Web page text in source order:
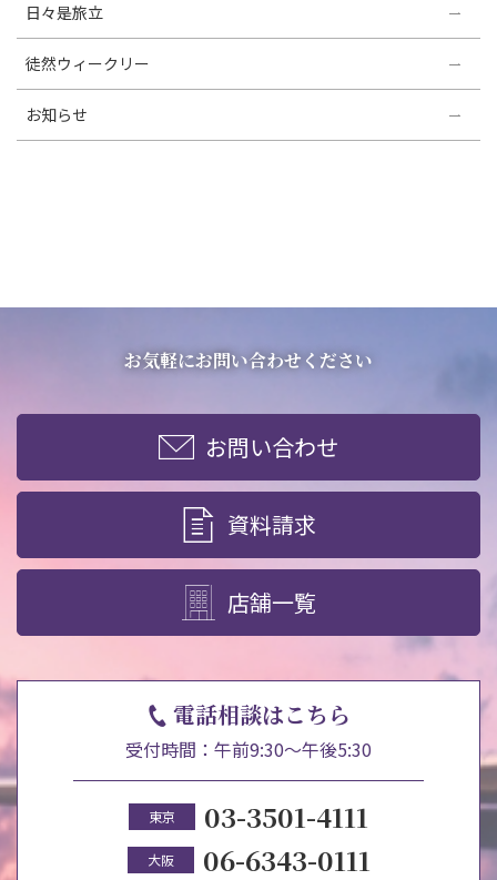
日々是旅立
徒然ウィークリー
お知らせ
お気軽にお問い合わせください
お問い合わせ
資料請求
店舗一覧
電話相談はこちら
受付時間：午前9:30～午後5:30
東京 03-3501-4111
大阪 06-6343-0111